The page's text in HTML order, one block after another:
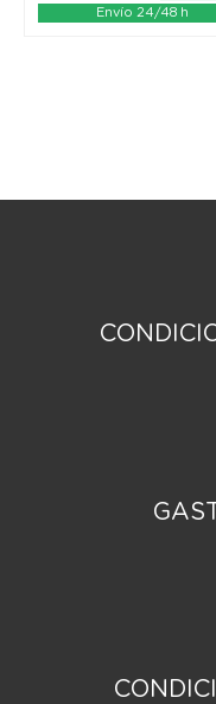
Envío 24/48 h